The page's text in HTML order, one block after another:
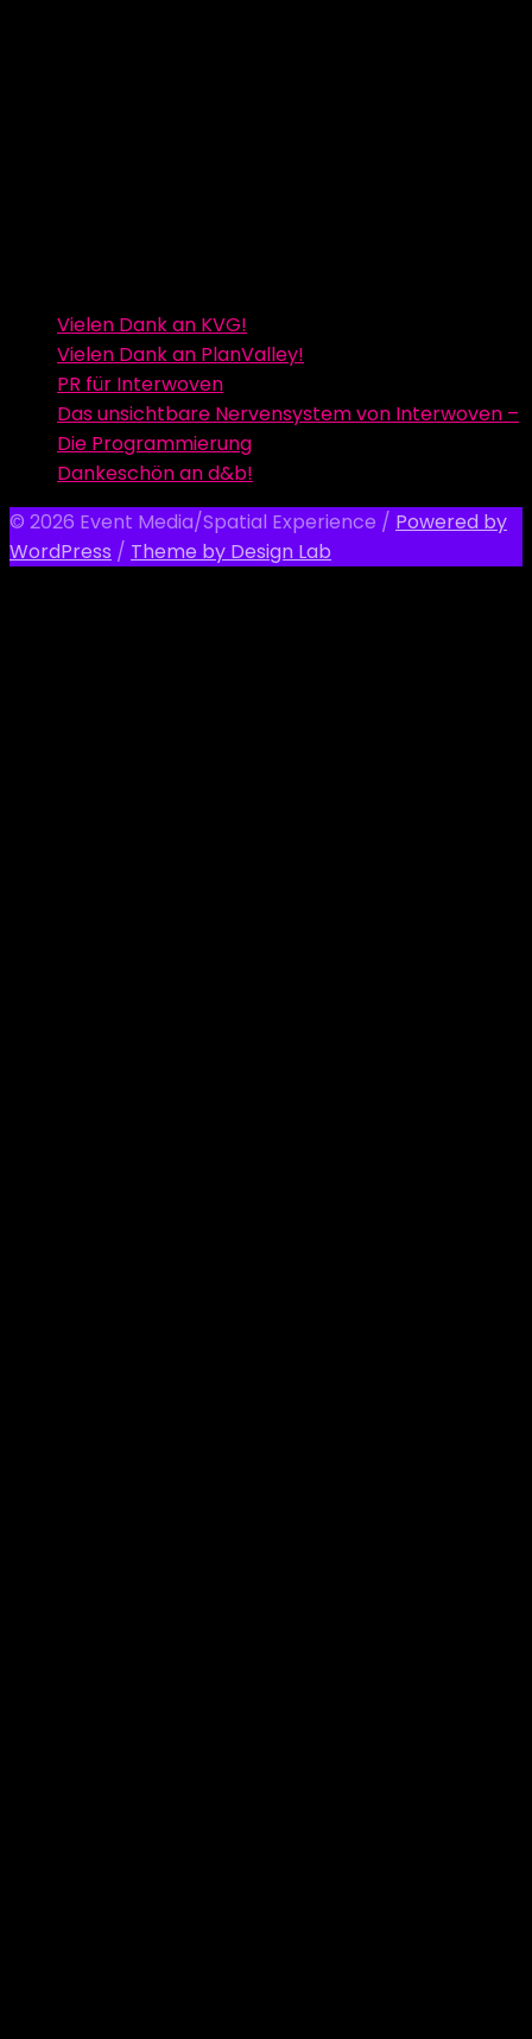
Vielen Dank an KVG!
Vielen Dank an PlanValley!
PR für Interwoven
Das unsichtbare Nervensystem von Interwoven –
Die Programmierung
Dankeschön an d&b!
© 2026 Event Media/Spatial Experience / Powered by
WordPress / Theme by Design Lab